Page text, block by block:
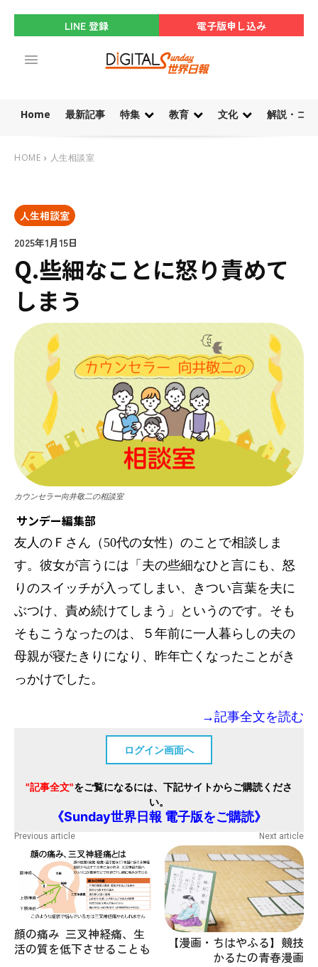
LINE 登録 電子版申し込み
Home 最新記事 特集 教育 文化 解説・コ
HOME 人生相談室
人生相談室
2025年1月15日
Q.些細なことに怒り責めて
しまう
カウンセラー向井敬二の相談室
サンデー編集部
友人のＦさん（50代の女性）のことで相談しま
す。彼女が言うには「夫の些細なひと言にも、怒
りのスイッチが入ってしまい、きつい言葉を夫に
ぶつけ、責め続けてしまう」というのです。そも
そもこうなったのは、５年前に一人暮らしの夫の
母親が寝たきりになり、昨年亡くなったことがき
っかけでした。
→記事全文を読む
ログイン画面へ
"記事全文"をご覧になるには、下記サイトからご購読くださ
い。
《Sunday世界日報 電子版をご購読》
Previous article
顔の痛み 三叉神経痛、生
活の質を低下させることも
Next article
【漫画・ちはやふる】競技
かるたの青春漫画